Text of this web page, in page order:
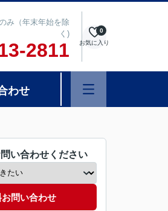
み（年末年始を除
く)
2811 お気に入り
0
わせ
い合わせください
問い合わせ